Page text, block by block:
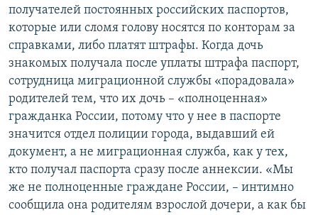
получателей постоянных российских паспортов,
которые или сломя голову носятся по конторам за
справками, либо платят штрафы. Когда дочь
знакомых получала после уплаты штрафа паспорт,
сотрудница миграционной службы «порадовала»
родителей тем, что их дочь – «полноценная»
гражданка России, потому что у нее в паспорте
значится отдел полиции города, выдавший ей
документ, а не миграционная служба, как у тех,
кто получал паспорта сразу после аннексии. «Мы
же не полноценные граждане России, – интимно
сообщила она родителям взрослой дочери, а как бы